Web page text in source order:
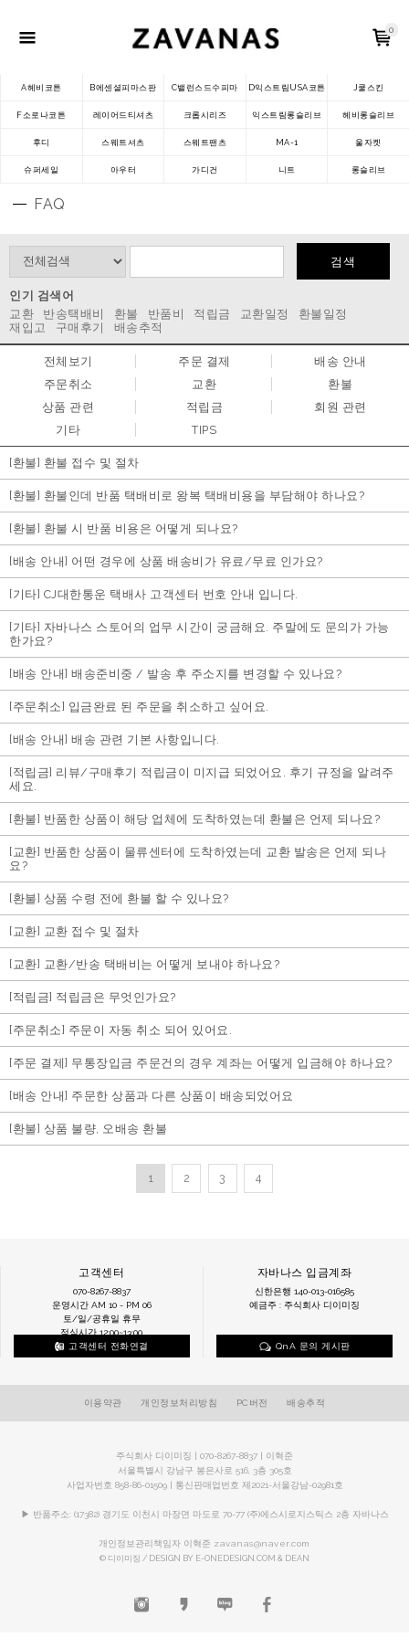
0
A헤비코튼 B에센셜피마스판 C밸런스드수피마 D익스트림USA코튼 J쿨스킨
F소로나코튼 레이어드티셔츠 크롭시리즈 익스트림롱슬리브 헤비롱슬리브
후디 스웨트셔츠 스웨트팬츠 MA-1 울자켓
슈퍼세일 아우터 가디건 니트 롱슬리브
FAQ
검색
인기 검색어
교환
반송택배비 환불 반품비 적립금 교환일정
환불일정
재입고
구매후기 배송추적
전체보기 주문 결제
배송 안내
주문취소
교환
환불
상품 관련
적립금
회원 관련
기타
TIPS
[환불] 환불 접수 및 절차
[환불] 환불인데 반품 택배비로 왕복 택배비용을 부담해야 하나요?
[환불] 환불 시 반품 비용은 어떻게 되나요?
[배송 안내] 어떤 경우에 상품 배송비가 유료/무료 인가요?
[기타] CJ대한통운 택배사 고객센터 번호 안내 입니다.
[기타] 자바나스 스토어의 업무 시간이 궁금해요. 주말에도 문의가 가능
한가요?
[배송 안내] 배송준비중 / 발송 후 주소지를 변경할 수 있나요?
[주문취소] 입금완료 된 주문을 취소하고 싶어요.
[배송 안내] 배송 관련 기본 사항입니다.
[적립금] 리뷰/구매후기 적립금이 미지급 되었어요. 후기 규정을 알려주
세요.
[환불] 반품한 상품이 해당 업체에 도착하였는데 환불은 언제 되나요?
[교환] 반품한 상품이 물류센터에 도착하였는데 교환 발송은 언제 되나
요?
[환불] 상품 수령 전에 환불 할 수 있나요?
[교환] 교환 접수 및 절차
[교환] 교환/반송 택배비는 어떻게 보내야 하나요?
[적립금] 적립금은 무엇인가요?
[주문취소] 주문이 자동 취소 되어 있어요.
[주문 결제] 무통장입금 주문건의 경우 계좌는 어떻게 입금해야 하나요?
[배송 안내] 주문한 상품과 다른 상품이 배송되었어요
[환불] 상품 불량, 오배송 환불
1 2 3 4
고객센터
070-8267-8837
운영시간 AM 10 - PM 06
토/일/공휴일 휴무
점심시간 12:00~13:00
고객센터 전화연결
자바나스 입금계좌
신한은행 140-013-016585
예금주 : 주식회사 디이미징
QnA 문의 게시판
이용약관 개인정보처리방침 PC버전 배송추적
주식회사 디이미징 | 070-8267-8837 | 이혁준
서울특별시 강남구 봉은사로 516, 3층 305호
사업자번호 858-86-01509 | 통신판매업번호 제2021-서울강남-02981호
▶ 반품주소: (17382) 경기도 이천시 마장면 마도로 70-77 (주)에스시로지스틱스 2층 자바나스
개인정보관리책임자 이혁준 zavanas@naver.com
© 디이미징 / DESIGN BY E-ONEDESIGN.COM & DEAN